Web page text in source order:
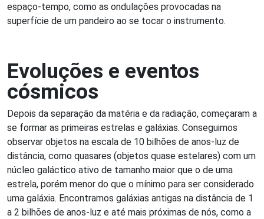
espaço-tempo, como as ondulações provocadas na
superfície de um pandeiro ao se tocar o instrumento.
Evoluções e eventos
cósmicos
Depois da separação da matéria e da radiação, começaram a
se formar as primeiras estrelas e galáxias. Conseguimos
observar objetos na escala de 10 bilhões de anos-luz de
distância, como quasares (objetos quase estelares) com um
núcleo galáctico ativo de tamanho maior que o de uma
estrela, porém menor do que o mínimo para ser considerado
uma galáxia. Encontramos galáxias antigas na distância de 1
a 2 bilhões de anos-luz e até mais próximas de nós, como a